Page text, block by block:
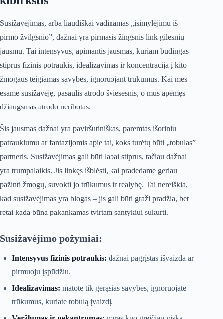
Susižavėjimas, arba liaudiškai vadinamas „įsimylėjimu iš
pirmo žvilgsnio”, dažnai yra pirmasis žingsnis link gilesnių
jausmų. Tai intensyvus, apimantis jausmas, kuriam būdingas
stiprus fizinis potraukis, idealizavimas ir koncentracija į kito
žmogaus teigiamas savybes, ignoruojant trūkumus. Kai mes
esame susižavėję, pasaulis atrodo šviesesnis, o mus apėmęs
džiaugsmas atrodo neribotas.
Šis jausmas dažnai yra paviršutiniškas, paremtas išoriniu
patrauklumu ar fantazijomis apie tai, koks turėtų būti „tobulas”
partneris. Susižavėjimas gali būti labai stiprus, tačiau dažnai
yra trumpalaikis. Jis linkęs išblėsti, kai pradedame geriau
pažinti žmogų, suvokti jo trūkumus ir realybę. Tai nereiškia,
kad susižavėjimas yra blogas – jis gali būti graži pradžia, bet
retai kada būna pakankamas tvirtam santykiui sukurti.
Susižavėjimo požymiai:
Intensyvus fizinis potraukis: dažnai pagrįstas išvaizda ar
pirmuoju įspūdžiu.
Idealizavimas: matote tik gerąsias savybes, ignoruojate
trūkumus, kuriate tobulą įvaizdį.